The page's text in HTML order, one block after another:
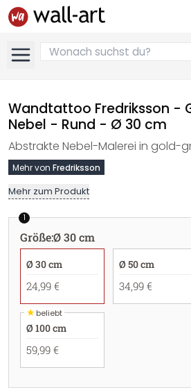
Wandtattoo Fredriksson -
Nebel - Rund - Ø 30 cm
Abstrakte Nebel-Malerei in gold-
Mehr von Fredriksson
Mehr zum Produkt
1
Größe:Ø 30 cm
Ø 30 cm
24,99 €
Ø 50 cm
34,99 €
★beliebt
Ø 100 cm
59,99 €